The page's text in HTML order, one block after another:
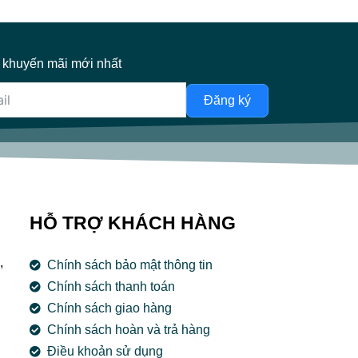
mãi mới nhất
Đăng ký
HỖ TRỢ KHÁCH HÀNG
Chính sách bảo mật thông tin
Chính sách thanh toán
Chính sách giao hàng
Chính sách hoàn và trả hàng
Điều khoản sử dụng